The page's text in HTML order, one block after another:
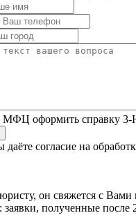
оформить справку
согласие на
он свяжется с Вами
: заявки, полученные